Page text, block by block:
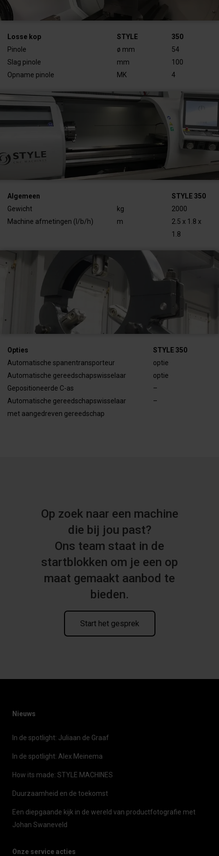
Losse kop STYLE
350
Pinole
ø mm
54
Slag pinole
mm
100
Opname pinole
MK 4
Algemeen
STYLE 350
Gewicht
kg
2000
Machine afmetingen (l/b/h)
m
2.5 x 1.8 x
1.8
Opties
STYLE 350
Automatische spanentransporteur
optie
Automatische gereedschapswisselaar
optie
Gepositioneerde C-as
–
Automatische gereedschapswisselaar
met aangedreven gereedschap
–
Op zoek naar een machine
die bij jou past?
Ons team staat in de
startblokken om je een op
maat gemaakt aanbod te
bieden.
Start het gesprek
Nieuws
In de spotlight: Juliaan de Graaf
In de spotlight: Alex Meinema
How its made: STYLE MACHINES
Duurzaamheid en de toekomst
Een diepgaande kijk in de wereld van productfotografie met
Johan Swaneveld
Onze service acties